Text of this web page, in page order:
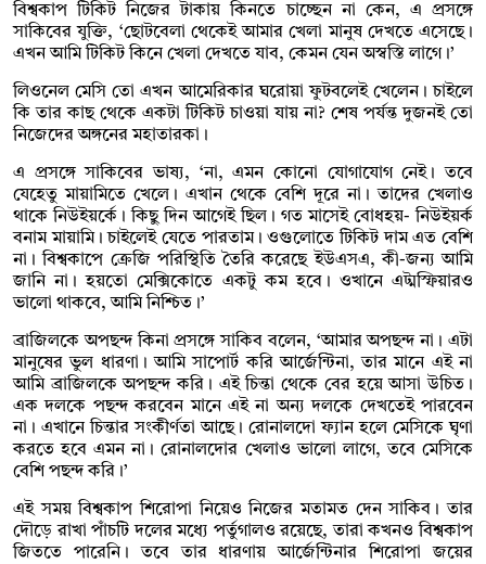
বিশ্বকাপ টিকিট নিজের টাকায় কিনতে চাচ্ছেন না কেন, এ প্রসঙ্গে
সাকিবের যুক্তি, ‘ছোটবেলা থেকেই আমার খেলা মানুষ দেখতে এসেছে।
এখন আমি টিকিট কিনে খেলা দেখতে যাব, কেমন যেন অস্বস্তি লাগে।’
লিওনেল মেসি তো এখন আমেরিকার ঘরোয়া ফুটবলেই খেলেন। চাইলে
কি তার কাছ থেকে একটা টিকিট চাওয়া যায় না? শেষ পর্যন্ত দুজনই তো
নিজেদের অঙ্গনের মহাতারকা।
এ প্রসঙ্গে সাকিবের ভাষ্য, ‘না, এমন কোনো যোগাযোগ নেই। তবে
যেহেতু মায়ামিতে খেলে। এখান থেকে বেশি দূরে না। তাদের খেলাও
থাকে নিউইয়র্কে। কিছু দিন আগেই ছিল। গত মাসেই বোধহয়- নিউইয়র্ক
বনাম মায়ামি। চাইলেই যেতে পারতাম। ওগুলোতে টিকিট দাম এত বেশি
না। বিশ্বকাপে ক্রেজি পরিস্থিতি তৈরি করেছে ইউএসএ, কী-জন্য আমি
জানি না। হয়তো মেক্সিকোতে একটু কম হবে। ওখানে এট্মস্ফিয়ারও
ভালো থাকবে, আমি নিশ্চিত।’
ব্রাজিলকে অপছন্দ কিনা প্রসঙ্গে সাকিব বলেন, ‘আমার অপছন্দ না। এটা
মানুষের ভুল ধারণা। আমি সাপোর্ট করি আর্জেন্টিনা, তার মানে এই না
আমি ব্রাজিলকে অপছন্দ করি। এই চিন্তা থেকে বের হয়ে আসা উচিত।
এক দলকে পছন্দ করবেন মানে এই না অন্য দলকে দেখতেই পারবেন
না। এখানে চিন্তার সংকীর্ণতা আছে। রোনালদো ফ্যান হলে মেসিকে ঘৃণা
করতে হবে এমন না। রোনালদোর খেলাও ভালো লাগে, তবে মেসিকে
বেশি পছন্দ করি।’
এই সময় বিশ্বকাপ শিরোপা নিয়েও নিজের মতামত দেন সাকিব। তার
দৌড়ে রাখা পাঁচটি দলের মধ্যে পর্তুগালও রয়েছে, তারা কখনও বিশ্বকাপ
জিততে পারেনি। তবে তার ধারণায় আর্জেন্টিনার শিরোপা জয়ের